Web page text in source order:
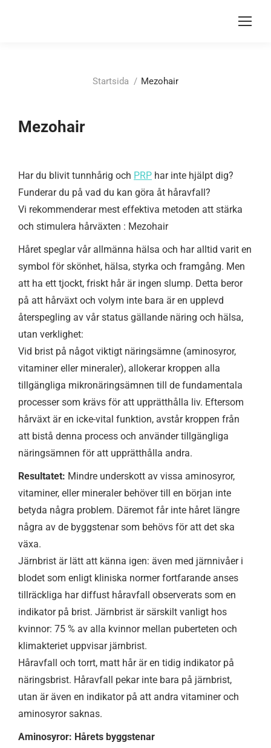
Du är här:
Startsida Mezohair
Mezohair
Har du blivit tunnhårig och PRP har inte hjälpt dig?
Funderar du på vad du kan göra åt håravfall?
Vi rekommenderar mest effektiva metoden att stärka
och stimulera hårväxten : Mezohair
Håret speglar vår allmänna hälsa och har alltid varit en
symbol för skönhet, hälsa, styrka och framgång. Men
att ha ett tjockt, friskt hår är ingen slump. Detta beror
på att hårväxt och volym inte bara är en upplevd
återspegling av vår status gällande näring och hälsa,
utan verklighet:
Vid brist på något viktigt näringsämne (aminosyror,
vitaminer eller mineraler), allokerar kroppen alla
tillgängliga mikronäringsämnen till de fundamentala
processer som krävs för att upprätthålla liv. Eftersom
hårväxt är en icke-vital funktion, avstår kroppen från
att bistå denna process och använder tillgängliga
näringsämnen för att upprätthålla andra.
Resultatet: Mindre underskott av vissa aminosyror,
vitaminer, eller mineraler behöver till en början inte
betyda några problem. Däremot får inte håret längre
några av de byggstenar som behövs för att det ska
växa.
Järnbrist är lätt att känna igen: även med järnnivåer i
blodet som enligt kliniska normer fortfarande anses
tillräckliga har diffust håravfall observerats som en
indikator på brist. Järnbrist är särskilt vanligt hos
kvinnor: 75 % av alla kvinnor mellan puberteten och
klimakteriet uppvisar järnbrist.
Håravfall och torrt, matt hår är en tidig indikator på
näringsbrist. Håravfall pekar inte bara på järnbrist,
utan är även en indikator på att andra vitaminer och
aminosyror saknas.
Aminosyror: Hårets byggstenar